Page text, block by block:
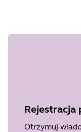
Rejestracja
Otrzymuj